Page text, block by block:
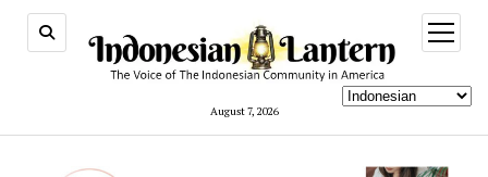
August 7, 2026
open
menu